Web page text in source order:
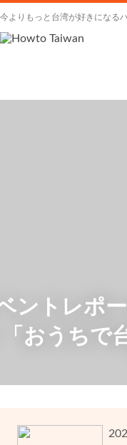
今よりもっと台湾が好きになる
ントレポ
おうちで